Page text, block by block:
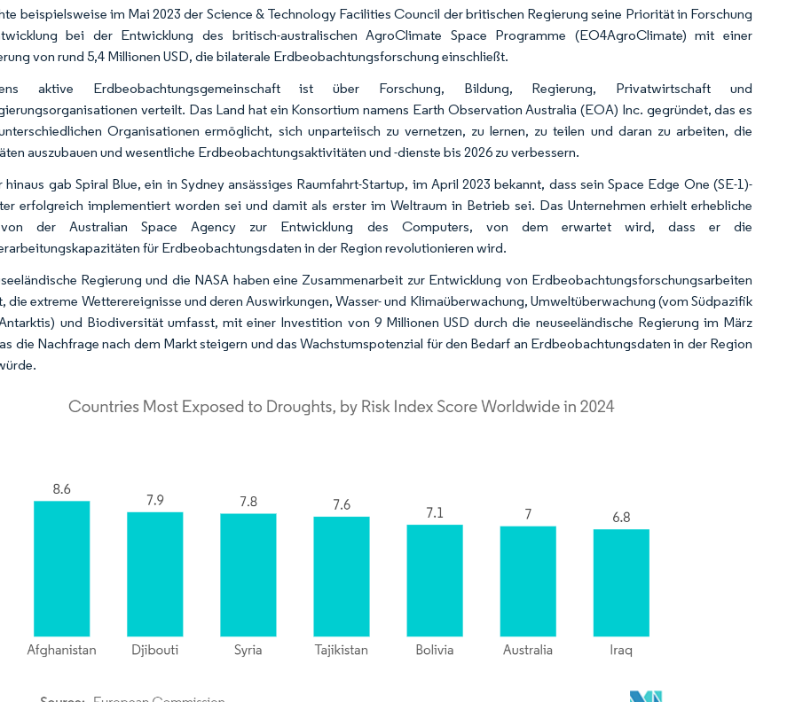
beispielsweise im Mai 2023 der Science & Technology Facilities Council der britischen Regierung seine Priorität in Forschung
bei der Entwicklung des britisch-australischen AgroClimate Space Programme (EO4AgroClimate) mit einer
von rund 5,4 Millionen USD, die bilaterale Erdbeobachtungsforschung einschließt.
aktive Erdbeobachtungsgemeinschaft ist über Forschung, Bildung, Regierung, Privatwirtschaft und
verteilt. Das Land hat ein Konsortium namens Earth Observation Australia (EOA) Inc. gegründet, das es
Organisationen ermöglicht, sich unparteiisch zu vernetzen, zu lernen, zu teilen und daran zu arbeiten, die
auszubauen und wesentliche Erdbeobachtungsaktivitäten und -dienste bis 2026 zu verbessern.
hinaus gab Spiral Blue, ein in Sydney ansässiges Raumfahrt-Startup, im April 2023 bekannt, dass sein Space Edge One (SE-1)-
erfolgreich implementiert worden sei und damit als erster im Weltraum in Betrieb sei. Das Unternehmen erhielt erhebliche
der Australian Space Agency zur Entwicklung des Computers, von dem erwartet wird, dass er die
für Erdbeobachtungsdaten in der Region revolutionieren wird.
Regierung und die NASA haben eine Zusammenarbeit zur Entwicklung von Erdbeobachtungsforschungsarbeiten
die extreme Wetterereignisse und deren Auswirkungen, Wasser- und Klimaüberwachung, Umweltüberwachung (vom Südpazifik
und Biodiversität umfasst, mit einer Investition von 9 Millionen USD durch die neuseeländische Regierung im März
die Nachfrage nach dem Markt steigern und das Wachstumspotenzial für den Bedarf an Erdbeobachtungsdaten in der Region